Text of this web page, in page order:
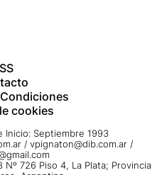
cookies
Inicio: Septiembre 1993
/ vpignaton@dib.com.ar /
726 Piso 4, La Plata; Provincia